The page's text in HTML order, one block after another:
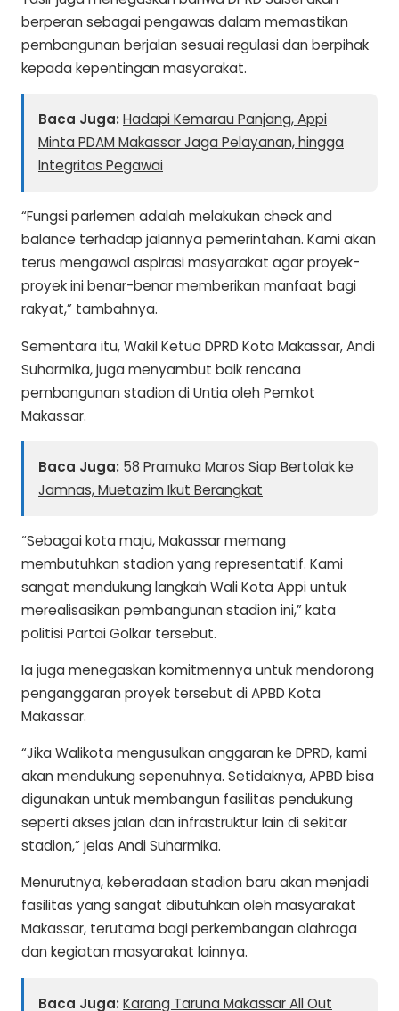
berperan sebagai pengawas dalam memastikan
pembangunan berjalan sesuai regulasi dan berpihak
kepada kepentingan masyarakat.
Baca Juga:Hadapi Kemarau Panjang, Appi
Minta PDAM Makassar Jaga Pelayanan, hingga
Integritas Pegawai
“Fungsi parlemen adalah melakukan check and
balance terhadap jalannya pemerintahan. Kami akan
terus mengawal aspirasi masyarakat agar proyek-
proyek ini benar-benar memberikan manfaat bagi
rakyat,” tambahnya.
Sementara itu, Wakil Ketua DPRD Kota Makassar, Andi
Suharmika, juga menyambut baik rencana
pembangunan stadion di Untia oleh Pemkot
Makassar.
Baca Juga: 58 Pramuka Maros Siap Bertolak ke
Jamnas, Muetazim Ikut Berangkat
“Sebagai kota maju, Makassar memang
membutuhkan stadion yang representatif. Kami
sangat mendukung langkah Wali Kota Appi untuk
merealisasikan pembangunan stadion ini,” kata
politisi Partai Golkar tersebut.
Ia juga menegaskan komitmennya untuk mendorong
penganggaran proyek tersebut di APBD Kota
Makassar.
“Jika Walikota mengusulkan anggaran ke DPRD, kami
akan mendukung sepenuhnya. Setidaknya, APBD bisa
digunakan untuk membangun fasilitas pendukung
seperti akses jalan dan infrastruktur lain di sekitar
stadion,” jelas Andi Suharmika.
Menurutnya, keberadaan stadion baru akan menjadi
fasilitas yang sangat dibutuhkan oleh masyarakat
Makassar, terutama bagi perkembangan olahraga
dan kegiatan masyarakat lainnya.
Baca Juga:Karang Taruna Makassar All Out